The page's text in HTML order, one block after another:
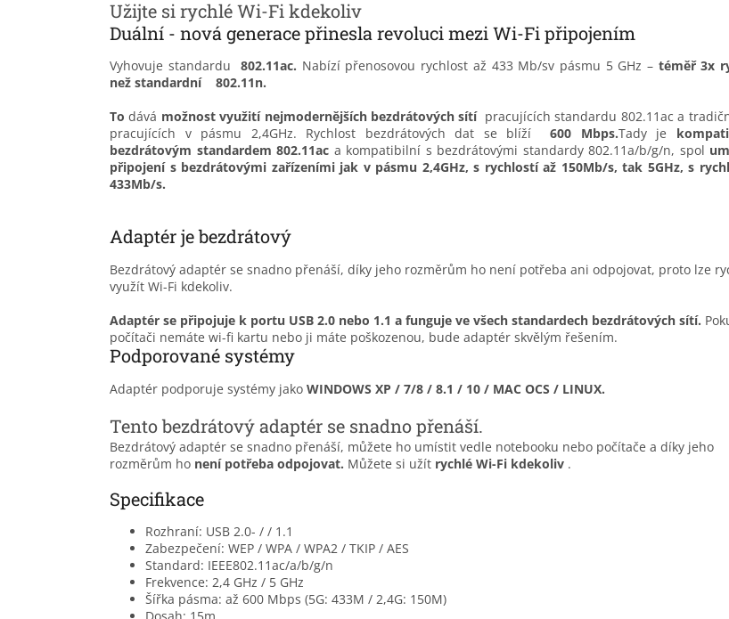
Užijte si rychlé Wi-Fi kdekoliv
Duální - nová generace přinesla revoluci mezi Wi-Fi připojením
Vyhovuje standardu802.11ac. Nabízí přenosovou rychlost až 433 Mb/sv pásmu 5 GHz – téměř 3x
než standardní 802.11n.
Todává možnost využití nejmodernějších bezdrátových sítí pracujících standardu 802.11ac a
pracujících v pásmu 2,4GHz. Rychlost bezdrátových dat se blíží600 Mbps.Tady je
bezdrátovým standardem 802.11ac a kompatibilní s bezdrátovými standardy 802.11a/b/g/n, spol
připojení s bezdrátovými zařízeními jak v pásmu 2,4GHz, s rychlostí až 150Mb/s, tak 5GHz, s
433Mb/s.
Adaptér je bezdrátový
Bezdrátový adaptér se snadno přenáší, díky jeho rozměrům ho není potřeba ani odpojovat, proto lze
využít Wi-Fi kdekoliv.
Adaptér se připojuje k portu USB 2.0 nebo 1.1 a funguje ve všech standardech bezdrátových sítí.
počítači nemáte wi-fi kartu nebo ji máte poškozenou, bude adaptér skvělým řešením.
Podporované systémy
Adaptér podporuje systémy jako WINDOWS XP / 7/8 / 8.1 / 10 / MAC OCS / LINUX.
Tento bezdrátový adaptér se snadno přenáší.
Bezdrátový adaptér se snadno přenáší, můžete ho umístit vedle notebooku nebo počítače a díky jeho
rozměrům ho není potřeba odpojovat. Můžete si užít rychlé Wi-Fi kdekoliv .
Specifikace
Rozhraní: USB 2.0- / / 1.1
Zabezpečení: WEP / WPA / WPA2 / TKIP / AES
Standard: IEEE802.11ac/a/b/g/n
Frekvence: 2,4 GHz / 5 GHz
Šířka pásma: až 600 Mbps (5G: 433M / 2,4G: 150M)